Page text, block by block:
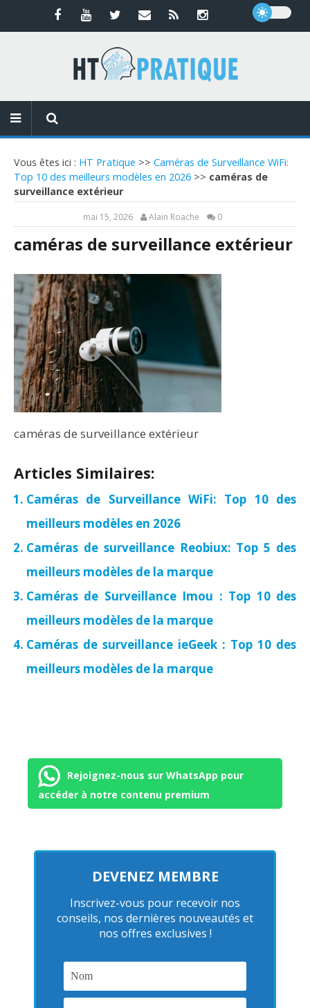
Vous êtes ici : HT Pratique >> Caméras de Surveillance WiFi:
Top 10 des meilleurs modèles en 2026 >> caméras de
surveillance extérieur
mai 15, 2026 Alain Roache 0
caméras de surveillance extérieur
caméras de surveillance extérieur
Articles Similaires:
Caméras de Surveillance WiFi: Top 10 des
meilleurs modèles en 2026
Caméras de surveillance Reobiux: Top 5 des
meilleurs modèles de la marque
Caméras de Surveillance Imou : Top 10 des
meilleurs modèles de la marque
Caméras de surveillance ieGeek : Top 10 des
meilleurs modèles de la marque
Rejoignez-nous sur WhatsApp pour
accéder à notre contenu premium
DEVENEZ MEMBRE
Inscrivez-vous pour recevoir nos
conseils, nos dernières nouveautés et
nos offres exclusives !